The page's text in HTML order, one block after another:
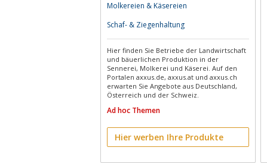
Molkereien & Käsereien
Schaf- & Ziegenhaltung
Hier finden Sie Betriebe der Landwirtschaft
und bäuerlichen Produktion in der
Sennerei, Molkerei und Käserei. Auf den
Portalen axxus.de, axxus.at und axxus.ch
erwarten Sie Angebote aus Deutschland,
Österreich und der Schweiz.
Ad hoc Themen
Hier werben Ihre Produkte